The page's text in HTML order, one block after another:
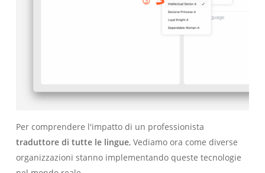
Per comprendere l'impatto di un professionista
traduttore di tutte le lingue, Vediamo ora come diverse
organizzazioni stanno implementando queste tecnologie